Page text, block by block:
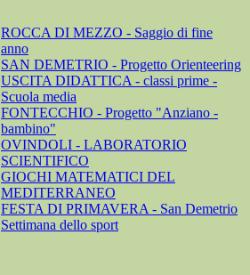
ROCCA DI MEZZO - Saggio di fine
anno
SAN DEMETRIO - Progetto Orienteering
USCITA DIDATTICA - classi prime -
Scuola media
FONTECCHIO - Progetto "Anziano -
bambino"
OVINDOLI - LABORATORIO
SCIENTIFICO
GIOCHI MATEMATICI DEL
MEDITERRANEO
FESTA DI PRIMAVERA - San Demetrio
Settimana dello sport